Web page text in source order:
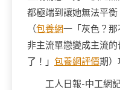
都極端到讓她無法平
（包養網一「灰色？
非主流單戀變成主流
了！」 包養網評價期）
工人日報-中工網